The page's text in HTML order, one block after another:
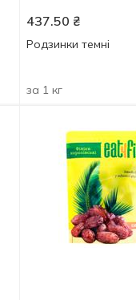
437.50 ₴
Родзинки темні
за 1 кг